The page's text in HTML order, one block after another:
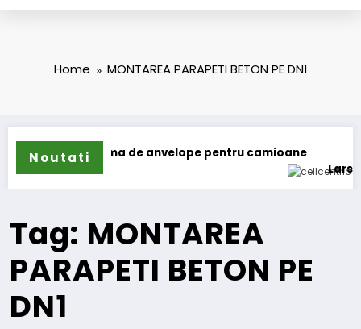
Home MONTAREA PARAPETI BETON PE DN1
Noutati
gama de anvelope pentru camioane
Lars
Tag: MONTAREA
PARAPETI BETON PE
DN1